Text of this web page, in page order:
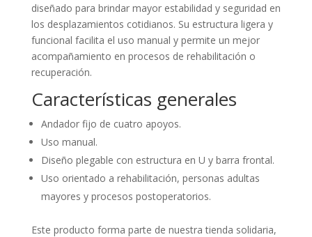
diseñado para brindar mayor estabilidad y seguridad en
los desplazamientos cotidianos. Su estructura ligera y
funcional facilita el uso manual y permite un mejor
acompañamiento en procesos de rehabilitación o
recuperación.
Características generales
Andador fijo de cuatro apoyos.
Uso manual.
Diseño plegable con estructura en U y barra frontal.
Uso orientado a rehabilitación, personas adultas
mayores y procesos postoperatorios.
Este producto forma parte de nuestra tienda solidaria,